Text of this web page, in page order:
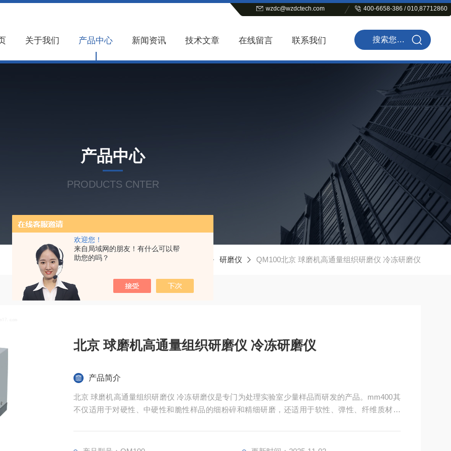
欢迎您！
来自局域网的朋友！有什么可以帮
助您的吗？
wzdc@wzdctech.com 400-6658-386 / 010,87712860
关于我们 产品中心 新闻资讯 技术文章 在线留言 联系我们
产品中心
PRODUCTS CNTER
当前位置： 首页 产品中心 研磨仪 QM100北京 球磨机高通量组织研磨仪 冷冻研磨仪
北京 球磨机高通量组织研磨仪 冷冻研磨仪
产品简介
北京 球磨机高通量组织研磨仪 冷冻研磨仪是专门为处理实验室少量样品而研发的产品。mm400其
不仅适用于对硬性、中硬性和脆性样品的细粉碎和精细研磨，还适用于软性、弹性、纤维质材料